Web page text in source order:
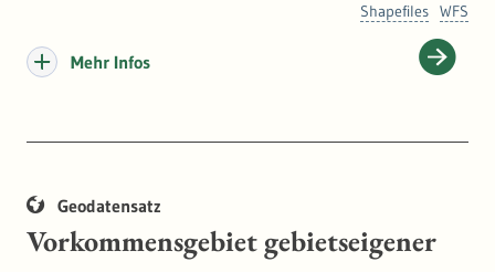
Sachinformation ist die Bezeichnung (Nummer,
Name) und das jeweilige Ausgabejahr enthalten.
WFS
Shapefiles
Mehr Infos
Geodatensatz
Vorkommensgebiet gebietseigener